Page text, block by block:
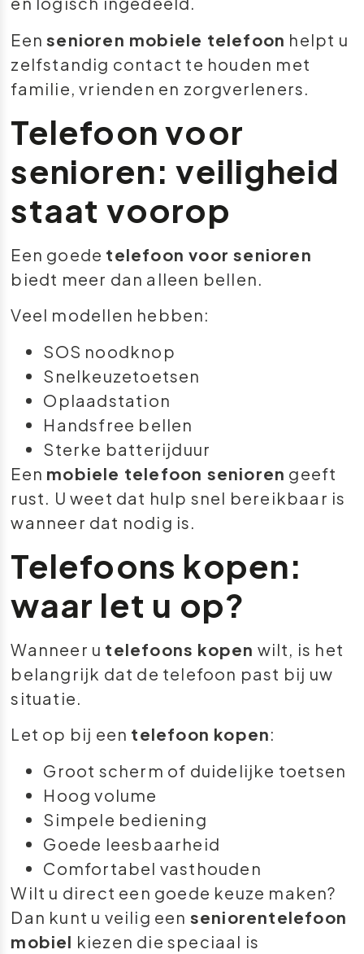
Eensenioren mobiele telefoon helpt u
zelfstandig contact te houden met
familie, vrienden en zorgverleners.
Telefoon voor
senioren: veiligheid
staat voorop
Een goede telefoon voor senioren
biedt meer dan alleen bellen.
Veel modellen hebben:
SOS noodknop
Snelkeuzetoetsen
Oplaadstation
Handsfree bellen
Sterke batterijduur
Een mobiele telefoon senioren geeft
rust. U weet dat hulp snel bereikbaar is
wanneer dat nodig is.
Telefoons kopen:
waar let u op?
Wanneer u telefoons kopen wilt, is het
belangrijk dat de telefoon past bij uw
situatie.
Let op bij een telefoon kopen:
Groot scherm of duidelijke toetsen
Hoog volume
Simpele bediening
Goede leesbaarheid
Comfortabel vasthouden
Wilt u direct een goede keuze maken?
Dan kunt u veilig een seniorentelefoon
mobiel kiezen die speciaal is